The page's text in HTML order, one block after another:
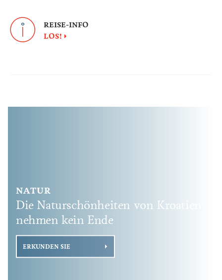
REISE-INFO
LOS!
NATUR
Die Naturschönheiten von Kroatien
nehmen kein Ende
ERKUNDEN SIE